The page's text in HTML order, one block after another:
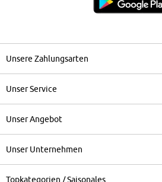
Unsere Zahlungsarten
Unser Service
Unser Angebot
Unser Unternehmen
Topkategorien / Saisonales